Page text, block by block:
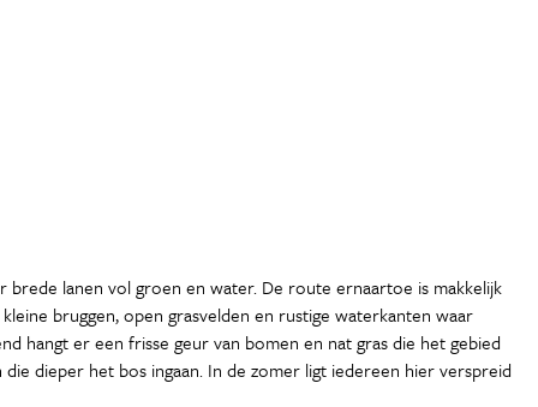
brede lanen vol groen en water. De route ernaartoe is makkelijk
bruggen, open grasvelden en rustige waterkanten waar
hangt er een frisse geur van bomen en nat gras die het gebied
dieper het bos ingaan. In de zomer ligt iedereen hier verspreid